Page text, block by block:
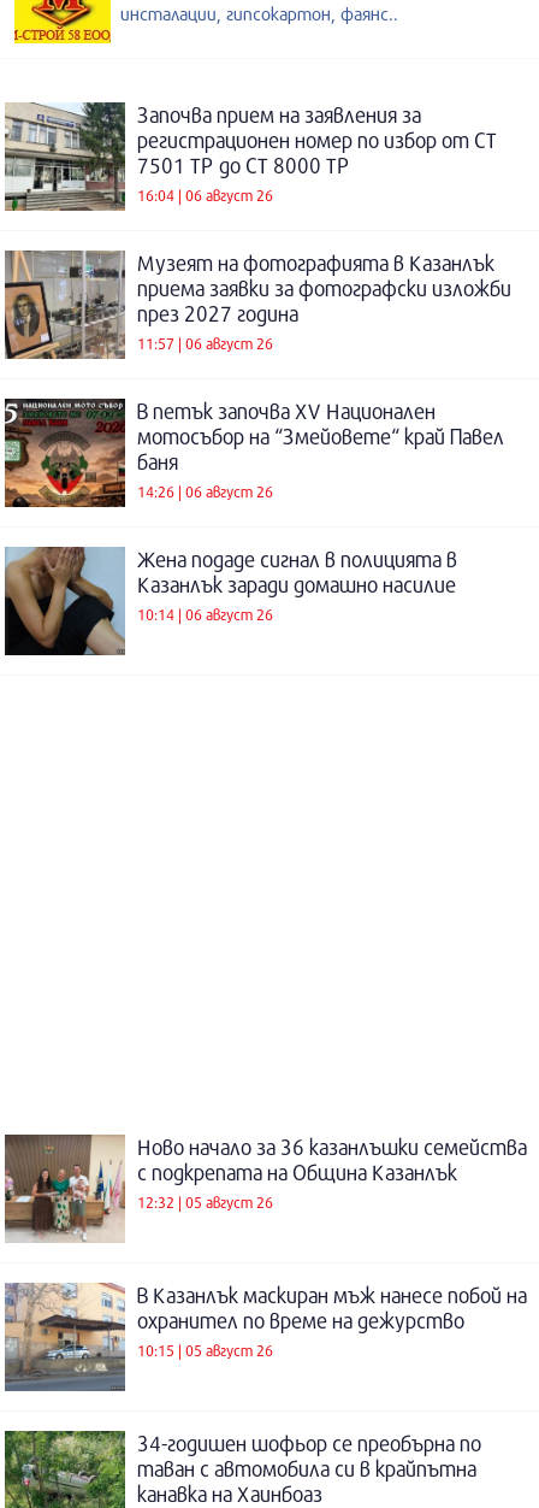
инсталации, гипсокартон, фаянс..
Започва прием на заявления за
регистрационен номер по избор от СТ
7501 ТР до СТ 8000 ТР
16:04 | 06 август 26
Музеят на фотографията в Казанлък
приема заявки за фотографски изложби
през 2027 година
11:57 | 06 август 26
В петък започва XV Национален
мотосъбор на “Змейовете“ край Павел
баня
14:26 | 06 август 26
Жена подаде сигнал в полицията в
Казанлък заради домашно насилие
10:14 | 06 август 26
Ново начало за 36 казанлъшки семейства
с подкрепата на Община Казанлък
12:32 | 05 август 26
В Казанлък маскиран мъж нанесе побой на
охранител по време на дежурство
10:15 | 05 август 26
34-годишен шофьор се преобърна по
таван с автомобила си в крайпътна
канавка на Хаинбоаз